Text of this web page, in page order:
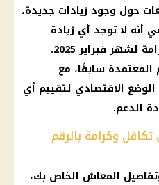
حول وجود زيادات جديدة،
أنه لا توجد أي زيادة
جديدة في معاش تكافل وكرامة لشهر فبراير 2025.
سابقًا، مع
الاقتصادي لتقييم أي
الدعم.
وكرامة بالرقم
المعاش الخاص بك،